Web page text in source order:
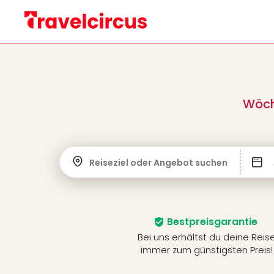
Reiseziel oder Angebot suchen
Bestpreisgarantie
Bei uns erhältst du deine
immer zum günstigsten Preis!